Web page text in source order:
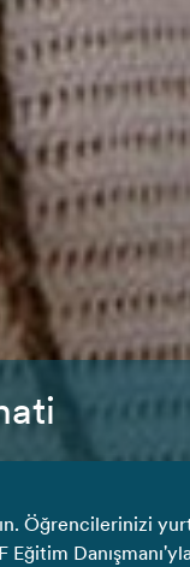
Öğrencilerinizi